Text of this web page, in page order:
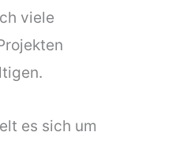
viele
es sich um